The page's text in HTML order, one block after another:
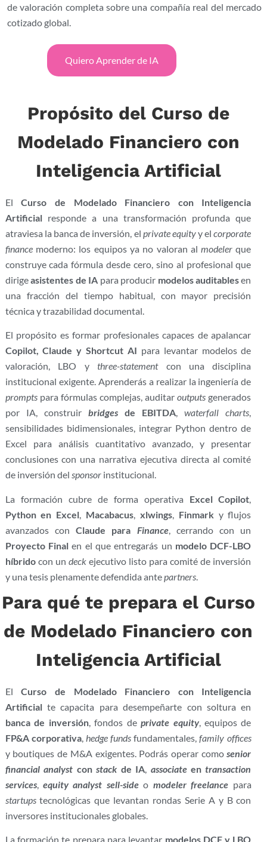
de valoración completa sobre una compañía real del mercado
cotizado global.
Quiero Aprender de IA
Propósito del Curso de
Modelado Financiero con
Inteligencia Artificial
ElCurso de Modelado Financiero con Inteligencia
Artificialresponde a una transformación profunda que
atraviesa la banca de inversión, el private equityy elcorporate
financemoderno: los equipos ya no valoran al modeler que
construye cada fórmula desde cero, sino al profesional que
dirigeasistentes de IA para producir modelos auditablesen
una fracción del tiempo habitual, con mayor precisión
técnica y trazabilidad documental.
El propósito es formar profesionales capaces de apalancar
Copilot, Claude y Shortcut AI para levantar modelos de
valoración, LBO ythree-statementcon una disciplina
institucional exigente. Aprenderás a realizar la ingeniería de
promptspara fórmulas complejas, auditaroutputs generados
por IA, construir bridgesde EBITDA,waterfall charts,
sensibilidades bidimensionales, integrar Python dentro de
Excel para análisis cuantitativo avanzado, y presentar
conclusiones con una narrativa ejecutiva directa al comité
de inversión del sponsorinstitucional.
La formación cubre de forma operativa Excel Copilot
Python en Excel
Macabacus xlwings, Finmarky flujos
avanzados conClaude para Finance, cerrando con un
Proyecto Finalen el que entregarás un modelo DCF-LBO
híbridocon un deckejecutivo listo para comité de inversión
y una tesis plenamente defendida ante partners.
Para qué te prepara el Curso
de Modelado Financiero con
Inteligencia Artificial
ElCurso de Modelado Financiero con Inteligencia
Artificialte capacita para desempeñarte con soltura en
banca de inversión, fondos deprivate equity, equipos de
FP&A corporativa, hedge funds fundamentales,family offices
y boutiques de M&A exigentes. Podrás operar comosenior
financial analyst constack de IA, associateentransaction
services,equity analyst sell-sideo modeler freelance para
startupstecnológicas que levantan rondas Serie A y B con
inversores institucionales globales.
La formación te prepara para levantar modelos DCF y LBO